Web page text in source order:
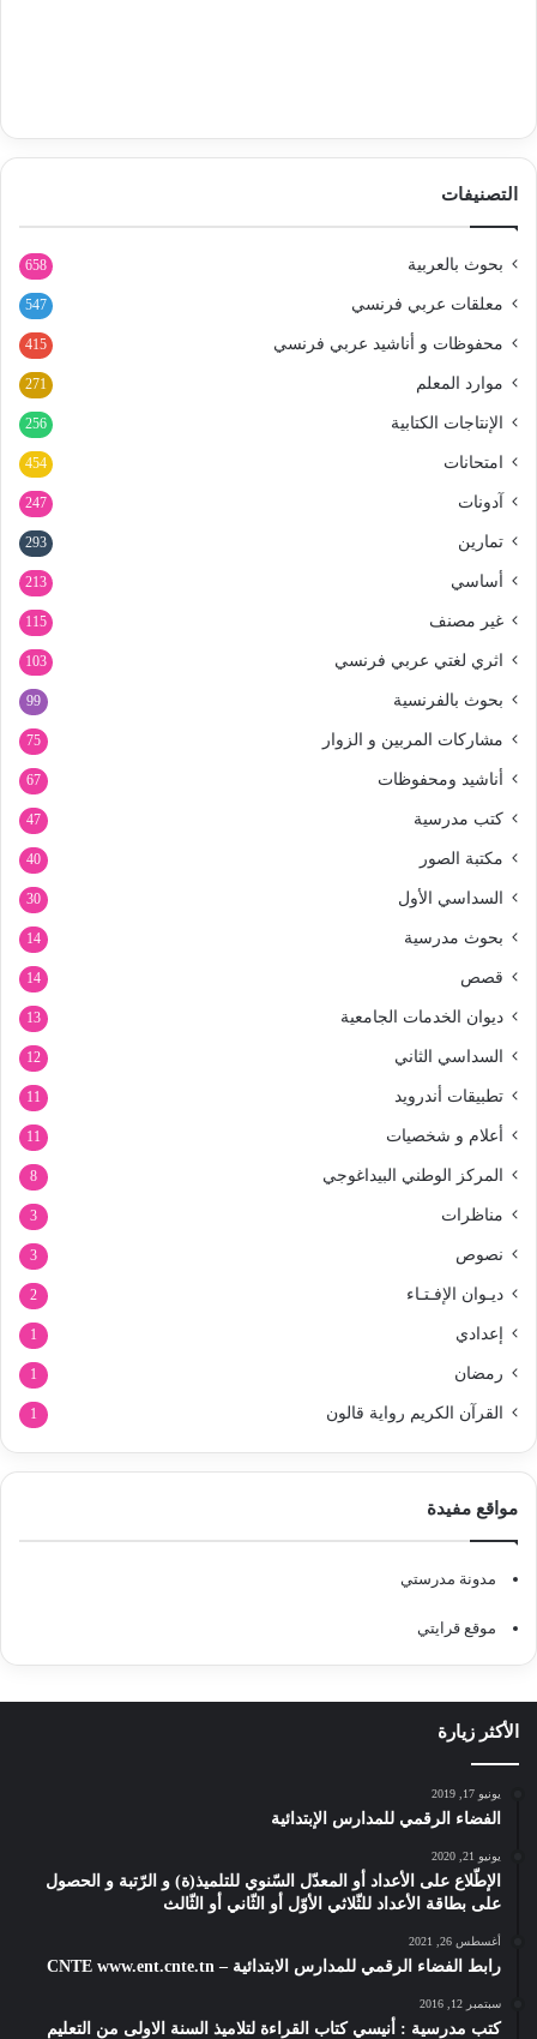
التصنيفات
بحوث بالعربية 658
معلقات عربي فرنسي 547
محفوظات و أناشيد عربي فرنسي 415
موارد المعلم 271
الإنتاجات الكتابية 256
امتحانات 454
آدونات 247
تمارين 293
أساسي 213
غير مصنف 115
اثري لغتي عربي فرنسي 103
بحوث بالفرنسية 99
مشاركات المربين و الزوار 75
أناشيد ومحفوظات 67
كتب مدرسية 47
مكتبة الصور 40
السداسي الأول 30
بحوث مدرسية 14
قصص 14
ديوان الخدمات الجامعية 13
السداسي الثاني 12
تطبيقات أندرويد 11
أعلام و شخصيات 11
المركز الوطني البيداغوجي 8
مناظرات 3
نصوص 3
ديـوان الإفـتـاء 2
إعدادي 1
رمضان 1
القرآن الكريم رواية قالون 1
مواقع مفيدة
مدونة مدرستي
موقع قرايتي
الأكثر زيارة
يونيو 17, 2019
الفضاء الرقمي للمدارس الإبتدائية
يونيو 21, 2020
الإطّلاع على الأعداد أو المعدّل السّنوي للتلميذ(ة) و الرّتبة و الحصول
على بطاقة الأعداد للثّلاثي الأوّل أو الثّاني أو الثّالث
أغسطس 26, 2021
رابط الفضاء الرقمي للمدارس الابتدائية – CNTE www.ent.cnte.tn
سبتمبر 12, 2016
كتب مدرسية : أنيسي كتاب القراءة لتلاميذ السنة الاولى من التعليم